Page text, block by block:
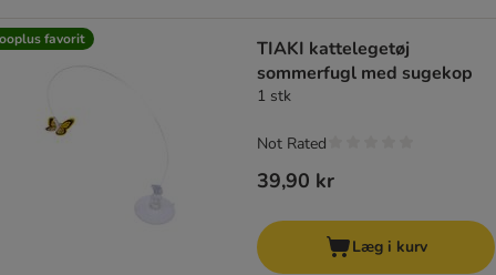
favorit
TIAKI kattelegetøj
sommerfugl med sugekop
1 stk
39,90 kr
Not Rated
Læg i kurv